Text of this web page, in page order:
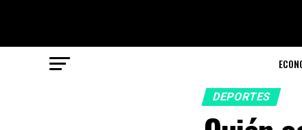
DEPORTES